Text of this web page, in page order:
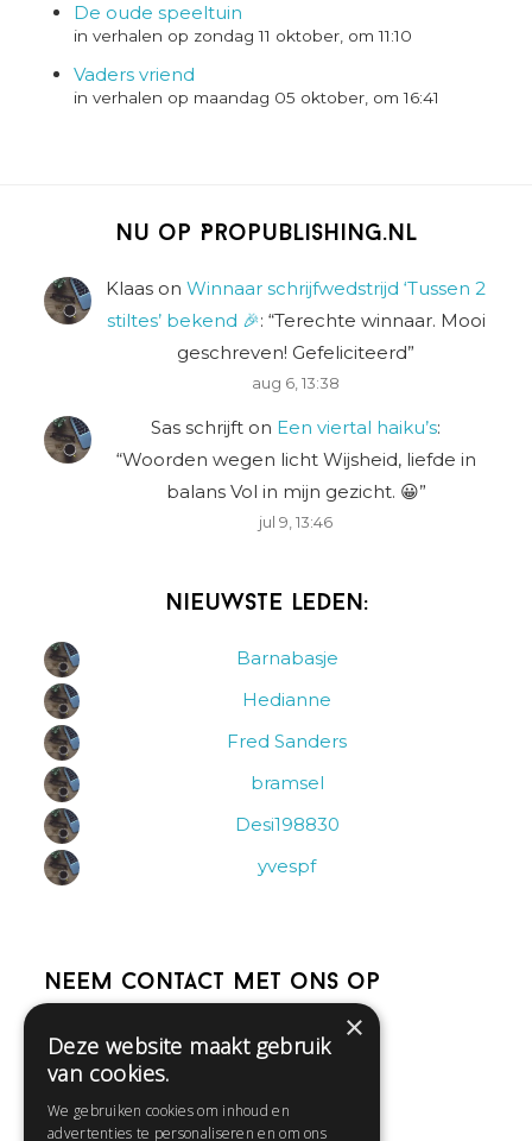
De oude speeltuin
in verhalen op zondag 11 oktober, om 11:10
Vaders vriend
in verhalen op maandag 05 oktober, om 16:41
Nu op Propublishing.nl
Klaas on Winnaar schrijfwedstrijd ‘Tussen 2
stiltes’ bekend 🎉: “Terechte winnaar. Mooi
geschreven! Gefeliciteerd”
aug 6, 13:38
Sas schrijft on Een viertal haiku’s:
“Woorden wegen licht Wijsheid, liefde in
balans Vol in mijn gezicht. 😀”
jul 9, 13:46
Nieuwste leden:
Barnabasje
Hedianne
Fred Sanders
bramsel
Desi198830
yvespf
Neem contact met ons op
Help
Contact
×
Deze website maakt gebruik
van cookies.
We gebruiken cookies om inhoud en
advertenties te personaliseren en om ons